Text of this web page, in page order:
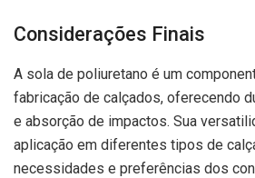
Considerações Finais
A sola de poliuretano é um
fabricação de calçados, oferecendo
e absorção de impactos. Sua
aplicação em diferentes tipos de
necessidades e preferências dos